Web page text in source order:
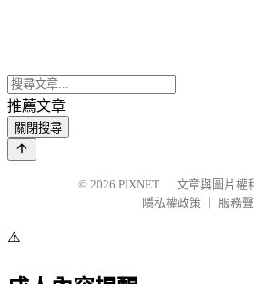
推薦文章
關閉搜尋
© 2026 PIXNET
文章與圖片權
隱私權政策
服務
⚠️